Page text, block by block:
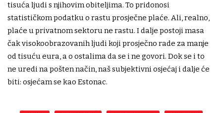
tisuća ljudi s njihovim obiteljima. To pridonosi
statističkom podatku o rastu prosječne plaće. Ali, realno,
plaće u privatnom sektoru ne rastu. I dalje postoji masa
čak visokoobrazovanih ljudi koji prosječno rade za manje
od tisuću eura, a o ostalima da se i ne govori. Dok se i to
ne uredi na pošten način, naš subjektivni osjećaj i dalje će
biti: osjećam se kao Estonac.